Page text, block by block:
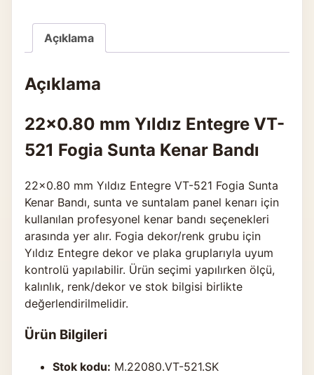
Açıklama
Açıklama
22×0.80 mm Yıldız Entegre VT-
521 Fogia Sunta Kenar Bandı
22×0.80 mm Yıldız Entegre VT-521 Fogia Sunta
Kenar Bandı, sunta ve suntalam panel kenarı için
kullanılan profesyonel kenar bandı seçenekleri
arasında yer alır. Fogia dekor/renk grubu için
Yıldız Entegre dekor ve plaka gruplarıyla uyum
kontrolü yapılabilir. Ürün seçimi yapılırken ölçü,
kalınlık, renk/dekor ve stok bilgisi birlikte
değerlendirilmelidir.
Ürün Bilgileri
Stok kodu: M.22080.VT-521.SK